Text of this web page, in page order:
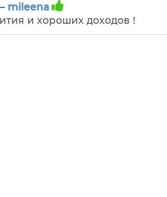
mileena
и хороших доходов !